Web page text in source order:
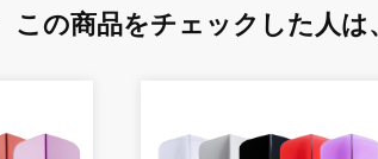
この商品をチェックした人は、